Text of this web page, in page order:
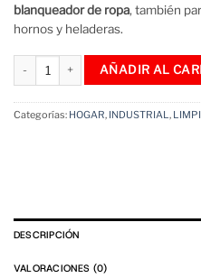
blanqueador de ropa, también
hornos y heladeras.
Percarbonato De Sodio 1 Kg
AÑADIR AL
Categorías: HOGAR, INDUSTRIAL ,
DESCRIPCIÓN
VALORACIONES (0)